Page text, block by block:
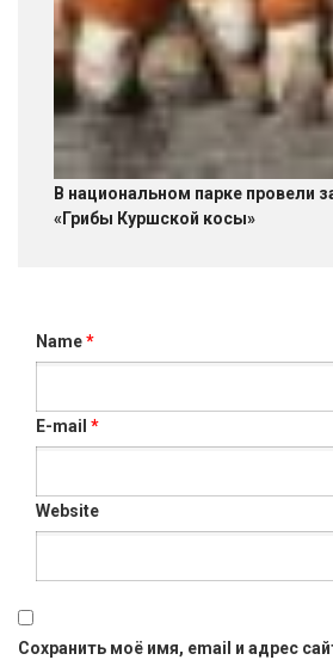
В национальном парке провели
«Грибы Куршской косы»
Name*
E-mail *
Website
Сохранить моё имя, email и адрес